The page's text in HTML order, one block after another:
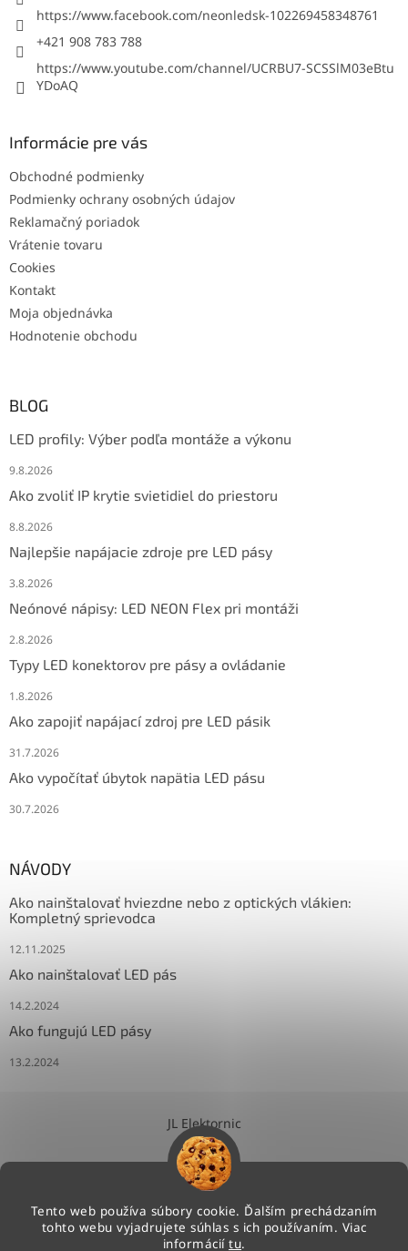
Tento web používa súbory cookie. Ďalším prechádzaním
tohto webu vyjadrujete súhlas s ich používaním. Viac
informácií tu.
https://www.facebook.com/neonledsk-102269458348761
+421 908 783 788
https://www.youtube.com/channel/UCRBU7-SCSSlM03eBtu
YDoAQ
Informácie pre vás
Obchodné podmienky
Podmienky ochrany osobných údajov
Reklamačný poriadok
Vrátenie tovaru
Cookies
Kontakt
Moja objednávka
Hodnotenie obchodu
BLOG
LED profily: Výber podľa montáže a výkonu
9.8.2026
Ako zvoliť IP krytie svietidiel do priestoru
8.8.2026
Najlepšie napájacie zdroje pre LED pásy
3.8.2026
Neónové nápisy: LED NEON Flex pri montáži
2.8.2026
Typy LED konektorov pre pásy a ovládanie
1.8.2026
Ako zapojiť napájací zdroj pre LED pásik
31.7.2026
Ako vypočítať úbytok napätia LED pásu
30.7.2026
NÁVODY
Ako nainštalovať hviezdne nebo z optických vlákien:
Kompletný sprievodca
12.11.2025
Ako nainštalovať LED pás
14.2.2024
Ako fungujú LED pásy
13.2.2024
JL Elektornic
Vytvoril Shoptet